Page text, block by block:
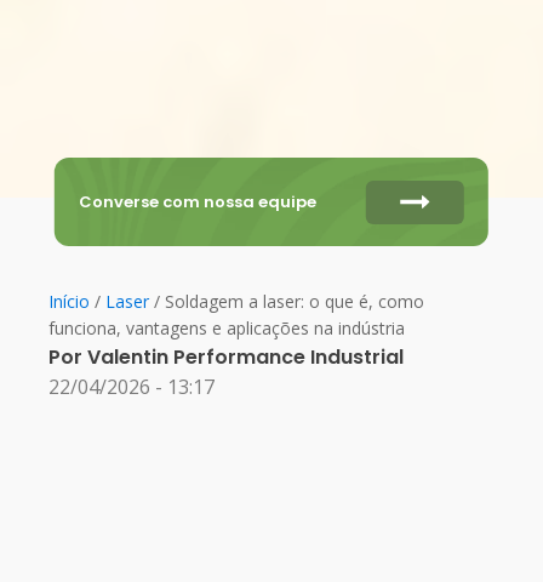
Converse com nossa equipe
Início / Laser/ Soldagem a laser: o que é, como
funciona, vantagens e aplicações na indústria
PorValentin Performance Industrial
22/04/2026 - 13:17